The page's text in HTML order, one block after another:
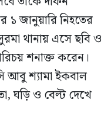
জানুয়ারি নিহতের
সুরমা থানায় এসে ছবি ও
শনাক্ত করেন।
আবু শ্যামা ইকবাল
ঘড়ি ও বেল্ট দেখে